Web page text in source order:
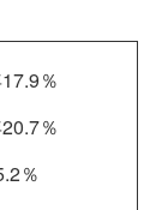
％
％
％